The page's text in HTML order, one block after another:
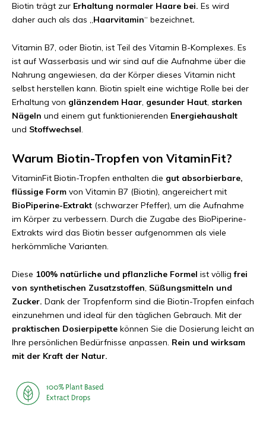
Biotin trägt zur Erhaltung normaler Haare bei. Es wird
daher auch als das „Haarvitamin“ bezeichnet.
Vitamin B7, oder Biotin, ist Teil des Vitamin B-Komplexes. Es
ist auf Wasserbasis und wir sind auf die Aufnahme über die
Nahrung angewiesen, da der Körper dieses Vitamin nicht
selbst herstellen kann. Biotin spielt eine wichtige Rolle bei der
Erhaltung von glänzendem Haar, gesunder Haut, starken
Nägeln und einem gut funktionierenden Energiehaushalt
und Stoffwechsel.
Warum Biotin-Tropfen von VitaminFit?
VitaminFit Biotin-Tropfen enthalten die gut absorbierbare,
flüssige Form von Vitamin B7 (Biotin), angereichert mit
BioPiperine-Extrakt (schwarzer Pfeffer), um die Aufnahme
im Körper zu verbessern. Durch die Zugabe des BioPiperine-
Extrakts wird das Biotin besser aufgenommen als viele
herkömmliche Varianten.
Diese 100% natürliche und pflanzliche Formel ist völligfrei
von synthetischen Zusatzstoffen, Süßungsmitteln und
Zucker. Dank der Tropfenform sind die Biotin-Tropfen einfach
einzunehmen und ideal für den täglichen Gebrauch. Mit der
praktischen Dosierpipette können Sie die Dosierung leicht an
Ihre persönlichen Bedürfnisse anpassen. Rein und wirksam
mit der Kraft der Natur.